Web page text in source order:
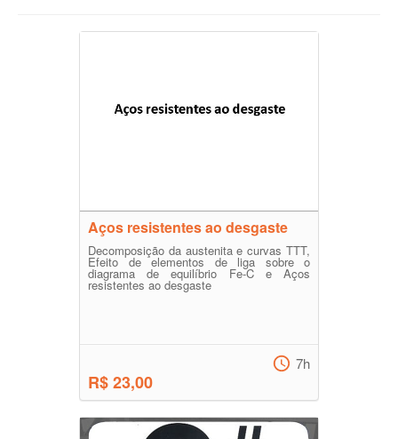
Aços resistentes ao desgaste
Decomposição da austenita e curvas TTT,
Efeito de elementos de liga sobre o
diagrama de equilíbrio Fe-C e Aços
resistentes ao desgaste
R$ 23,00
7h